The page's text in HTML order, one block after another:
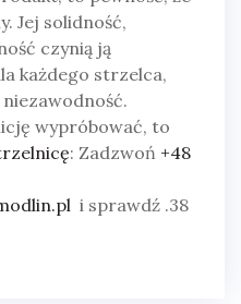
Jej solidność,
czynią ją
każdego strzelca,
wypróbować, to
: Zadzwoń +48
i sprawdź .38